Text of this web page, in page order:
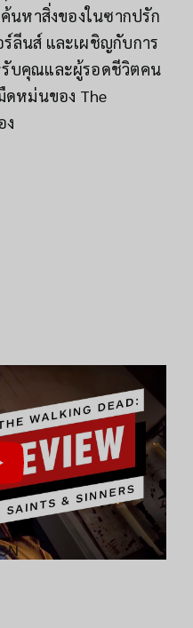
นหาสิ่งของในซากปรัก
ลีนส์ และเผชิญกับการ
บคุณและผู้รอดชีวิตคน
ดหม่นของ The
ง​